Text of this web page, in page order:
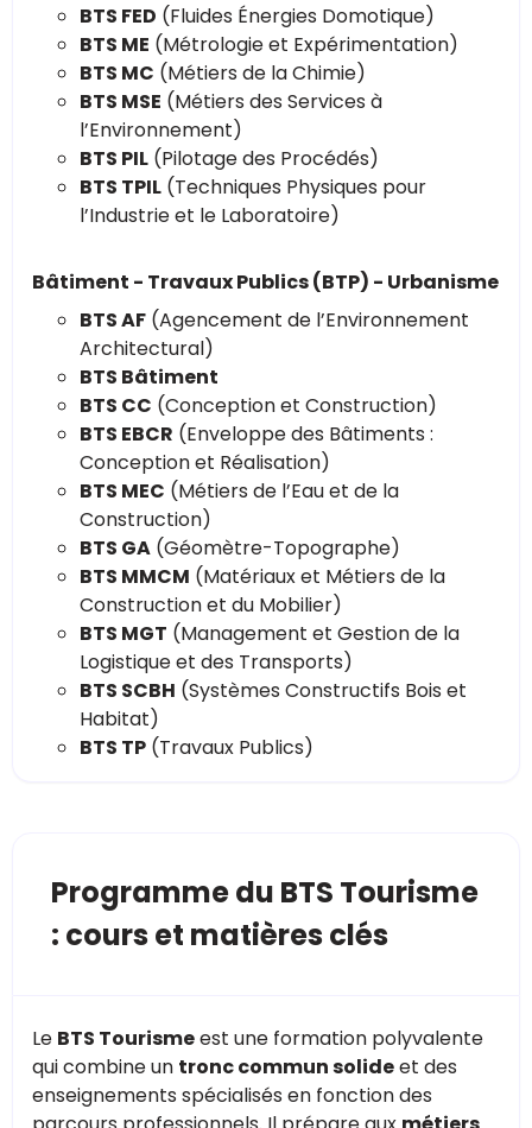
BTS FED (Fluides Énergies Domotique)
BTS ME (Métrologie et Expérimentation)
BTS MC (Métiers de la Chimie)
BTS MSE (Métiers des Services à
l’Environnement)
BTS PIL (Pilotage des Procédés)
BTS TPIL (Techniques Physiques pour
l’Industrie et le Laboratoire)
Bâtiment - Travaux Publics (BTP) - Urbanisme
BTS AF (Agencement de l’Environnement
Architectural)
BTS Bâtiment
BTS CC (Conception et Construction)
BTS EBCR (Enveloppe des Bâtiments :
Conception et Réalisation)
BTS MEC (Métiers de l’Eau et de la
Construction)
BTS GA (Géomètre-Topographe)
BTS MMCM (Matériaux et Métiers de la
Construction et du Mobilier)
BTS MGT (Management et Gestion de la
Logistique et des Transports)
BTS SCBH (Systèmes Constructifs Bois et
Habitat)
BTS TP (Travaux Publics)
Programme du BTS Tourisme
: cours et matières clés
Le BTS Tourismeest une formation polyvalente
qui combine un tronc commun solideet des
enseignements spécialisés en fonction des